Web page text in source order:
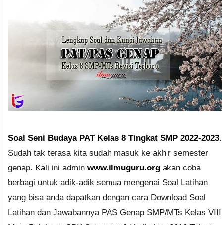
Soal Seni Budaya PAT Kelas 8 Tingkat SMP 2022-2023.
Sudah tak terasa kita sudah masuk ke akhir semester
genap. Kali ini admin www.ilmuguru.org akan coba
berbagi untuk adik-adik semua mengenai Soal Latihan
yang bisa anda dapatkan dengan cara Download Soal
Latihan dan Jawabannya PAS Genap SMP/MTs Kelas VIII